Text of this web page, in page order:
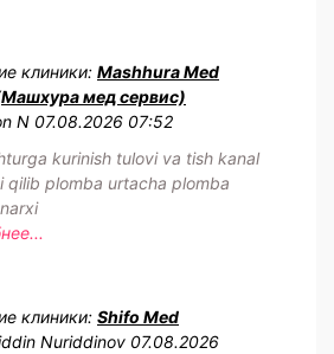
клиники: Mashhura Med
мед сервис)
N 07.08.2026 07:52
kurinish tulovi va tish kanal
qilib plomba urtacha plomba
клиники: Shifo Med
Nuriddinov 07.08.2026